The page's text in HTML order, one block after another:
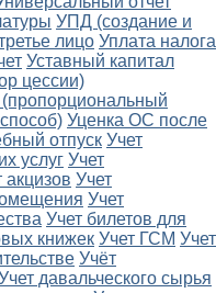
УПД (создание и
лицо Уплата налога
Уставный капитал
цессии)
Уценка ОС после
отпуск Учет
услуг Учет
акцизов Учет
Учет
Учет билетов для
книжек Учет ГСМ Учет
Учёт
давальческого сырья